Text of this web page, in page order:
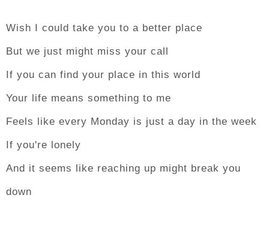
Wish I could take you to a better place
But we just might miss your call
If you can find your place in this world
Your life means something to me
Feels like every Monday is just a day in the week
If you're lonely
And it seems like reaching up might break you
down